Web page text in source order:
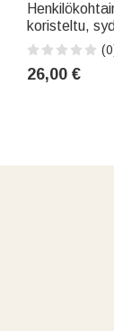
koristeltu,
alkukirjain –
päivittäiseen
26,00 €